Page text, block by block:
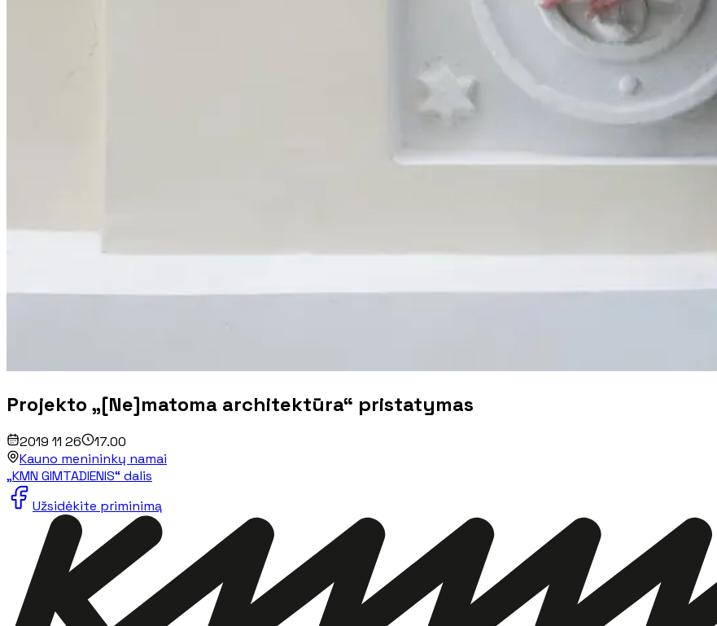
Projekto „[Ne]matoma architektūra“ pristatymas
2019 11 26
17.00
Kauno menininkų namai
„KMN GIMTADIENIS“ dalis
Užsidėkite priminimą